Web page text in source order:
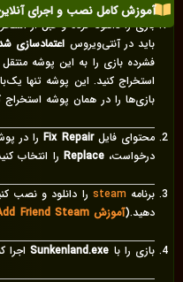
آموزش کامل نصب و اجرای
بازی را دانلود کرده و قبل از
باید در آنتی‌ویروس اعتمادسازی
فشرده بازی را به این پوشه منتقل
استخراج کنید. این پوشه تنها
بازی‌ها را در همان پوشه استخراج
محتوای فایلFix Repairرا در
درخواست،Replace را انتخاب
برنامهsteam را دانلود و نصب
دهید.(آموزش Add Friend Steam
بازی را با Sunkenland.exeاجرا